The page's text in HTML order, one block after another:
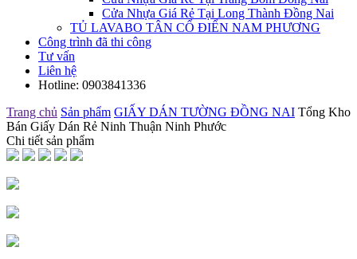
Cửa Nhựa Giá Rẻ Tại Long Thành Đồng Nai
TỦ LAVABO TÂN CỔ ĐIỂN NAM PHƯƠNG
Công trình đã thi công
Tư vấn
Liên hệ
Hotline: 0903841336
Trang chủ Sản phẩm GIẤY DÁN TƯỜNG ĐỒNG NAI Tổng Kho
Bán Giấy Dán Rẻ Ninh Thuận Ninh Phước
Chi tiết sản phẩm